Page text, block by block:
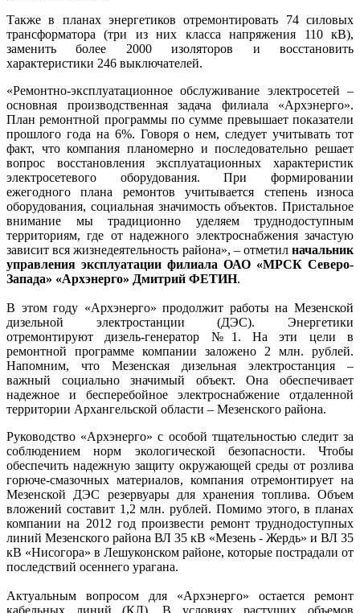
Также в планах энергетиков отремонтировать 74 силовых
трансформатора (три из них класса напряжения 110 кВ),
заменить более 2000 изоляторов и восстановить
характеристики 246 выключателей.
«Ремонтно-эксплуатационное обслуживание электросетей –
основная производственная задача филиала «Архэнерго».
План ремонтной программы по сумме превышает показатели
прошлого года на 6%. Говоря о нем, следует учитывать тот
факт, что компания планомерно и последовательно решает
вопрос восстановления эксплуатационных характеристик
электросетевого оборудования. При формировании
ежегодного плана ремонтов учитывается степень износа
оборудования, социальная значимость объектов. Пристальное
внимание мы традиционно уделяем труднодоступным
территориям, где от надежного электроснабжения зачастую
зависит вся жизнедеятельность района», – отметил начальник
управления эксплуатации филиала ОАО «МРСК Северо-
Запада» «Архэнерго» Дмитрий ФЕТИН.
В этом году «Архэнерго» продолжит работы на Мезенской
дизельной электростанции (ДЭС). Энергетики
отремонтируют дизель-генератор №1. На эти цели в
ремонтной программе компании заложено 2 млн. рублей.
Напомним, что Мезенская дизельная электростанция –
важный социально значимый объект. Она обеспечивает
надежное и бесперебойное электроснабжение отдаленной
территории Архангельской области – Мезенского района.
Руководство «Архэнерго» с особой тщательностью следит за
соблюдением норм экологической безопасности. Чтобы
обеспечить надежную защиту окружающей среды от розлива
горюче-смазочных материалов, компания отремонтирует на
Мезенской ДЭС резервуары для хранения топлива. Объем
вложений составит 1,2 млн. рублей. Помимо этого, в планах
компании на 2012 год произвести ремонт труднодоступных
линий Мезенского района ВЛ 35 кВ «Мезень - Жердь» и ВЛ 35
кВ «Нисогора» в Лешуконском районе, которые пострадали от
последствий осеннего урагана.
Актуальным вопросом для «Архэнерго» остается ремонт
кабельных линий (КЛ). В условиях растущих объемов